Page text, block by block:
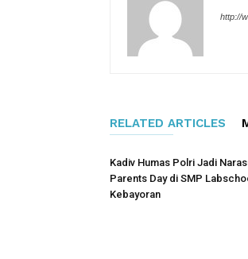
http://
RELATED ARTICLES
Kadiv Humas Polri Jadi
Parents Day di SMP
Kebayoran